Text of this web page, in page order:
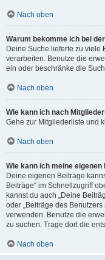
Nach oben
Warum bekomme ich bei
Deine Suche lieferte zu viele
verarbeiten. Benutze die
ein oder beschränke die
Nach oben
Wie kann ich nach
Gehe zur Mitgliederliste und
Nach oben
Wie kann ich meine
Deine eigenen Beiträge
Beiträge“ im Schnellzugriff
kannst du auch „Deine
oder „Beiträge des
verwenden. Benutze die
zu suchen. Trage dort die
Nach oben